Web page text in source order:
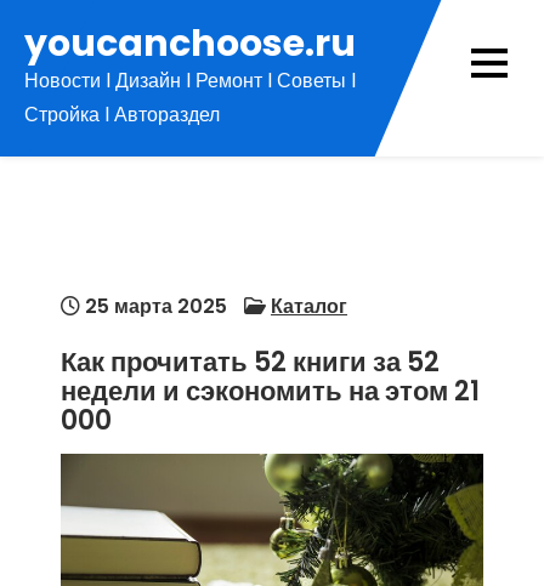
содержимому
youcanchoose.ru
Новости l Дизайн l Ремонт l Советы l
Стройка l Автораздел
25 марта 2025 Каталог
Как прочитать 52 книги за 52
недели и сэкономить на этом 21
000